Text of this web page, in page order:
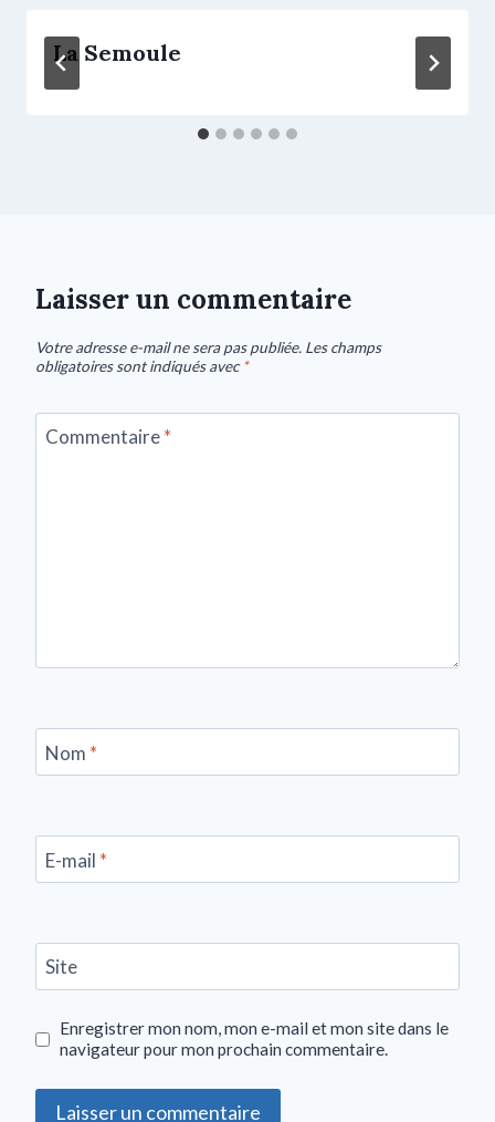
La Semoule
Laisser un commentaire
Votre adresse e-mail ne sera pas publiée. Les champs
obligatoires sont indiqués avec*
Commentaire*
Nom *
E-mail *
Site
Enregistrer mon nom, mon e-mail et mon site dans le
navigateur pour mon prochain commentaire.